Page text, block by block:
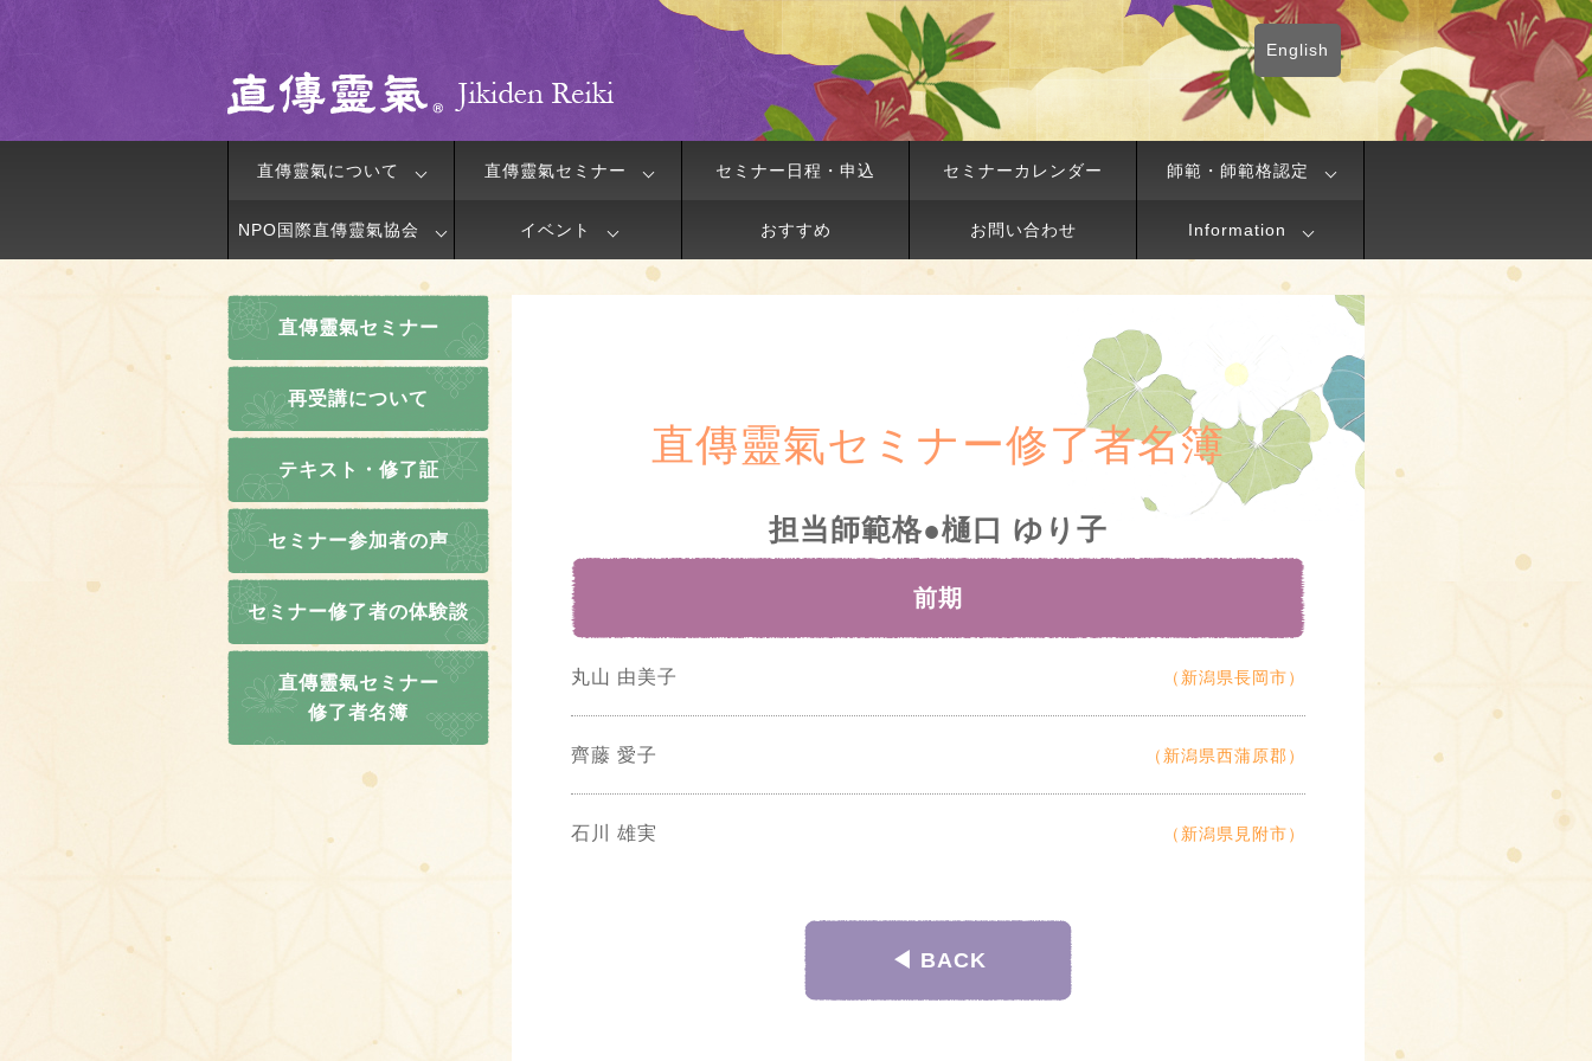
English
直傳靈氣について 直傳靈氣セミナー セミナー日程・申込 セミナーカレンダー 師範・師範格認定
NPO国際直傳靈氣協会 イベント おすすめ お問い合わせ Information
直傳靈氣セミナー
再受講について
テキスト・修了証
セミナー参加者の声
セミナー修了者の体験談
直傳靈氣セミナー
修了者名簿
直傳靈氣セミナー修了者名簿
担当師範格●樋口 ゆり子
前期
丸山 由美子 （新潟県長岡市）
齊藤 愛子 （新潟県西蒲原郡）
石川 雄実 （新潟県見附市）
◀︎ BACK